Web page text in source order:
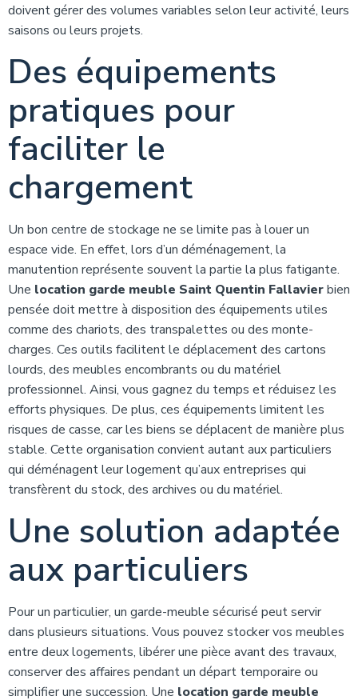
doivent gérer des volumes variables selon leur activité, leurs
saisons ou leurs projets.
Des équipements
pratiques pour
faciliter le
chargement
Un bon centre de stockage ne se limite pas à louer un
espace vide. En effet, lors d’un déménagement, la
manutention représente souvent la partie la plus fatigante.
Une location garde meuble Saint Quentin Fallavierbien
pensée doit mettre à disposition des équipements utiles
comme des chariots, des transpalettes ou des monte-
charges. Ces outils facilitent le déplacement des cartons
lourds, des meubles encombrants ou du matériel
professionnel. Ainsi, vous gagnez du temps et réduisez les
efforts physiques. De plus, ces équipements limitent les
risques de casse, car les biens se déplacent de manière plus
stable. Cette organisation convient autant aux particuliers
qui déménagent leur logement qu’aux entreprises qui
transfèrent du stock, des archives ou du matériel.
Une solution adaptée
aux particuliers
Pour un particulier, un garde-meuble sécurisé peut servir
dans plusieurs situations. Vous pouvez stocker vos meubles
entre deux logements, libérer une pièce avant des travaux,
conserver des affaires pendant un départ temporaire ou
simplifier une succession. Une location garde meuble